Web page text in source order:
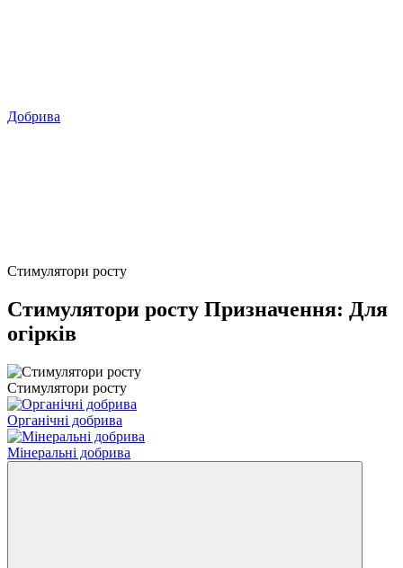
Добрива
Стимулятори росту
Стимулятори росту Призначення: Для
огірків
Стимулятори росту
Органічні добрива
Мінеральні добрива